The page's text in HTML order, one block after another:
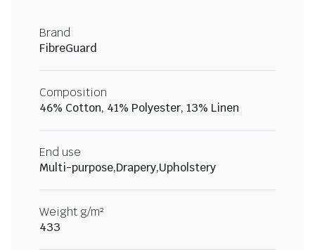
Brand
FibreGuard
Composition
46% Cotton, 41% Polyester, 13% Linen
End use
Multi-purpose,Drapery,Upholstery
Weight g/m²
433